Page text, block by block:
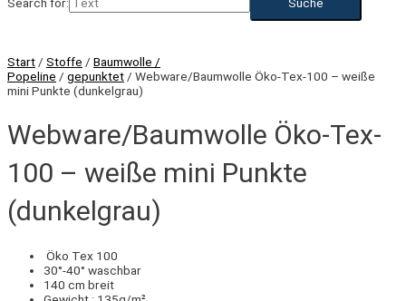
Start / Stoffe / Baumwolle /
Popeline / gepunktet / Webware/Baumwolle Öko-Tex-100 – weiße
mini Punkte (dunkelgrau)
Webware/Baumwolle Öko-Tex-
100 – weiße mini Punkte
(dunkelgrau)
Öko Tex 100
30°-40° waschbar
140 cm breit